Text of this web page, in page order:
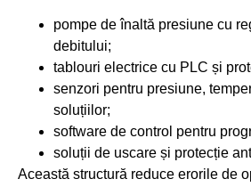
pompe de înaltă presiune cu
debitului;
tablouri electrice cu PLC și
senzori pentru presiune,
soluțiilor;
software de control pentru
soluții de uscare și protecție
Această structură reduce erorile de